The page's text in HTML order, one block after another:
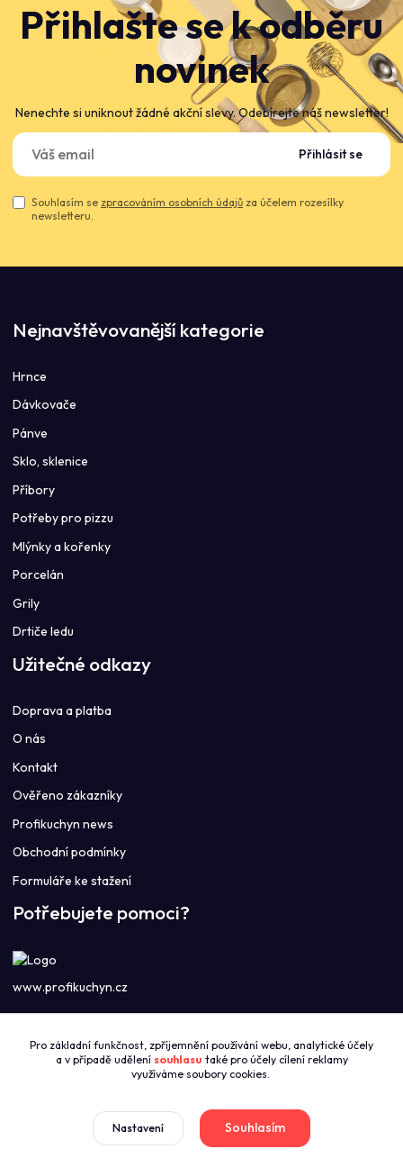
Přihlašte se k odběru
novinek
Nenechte si uniknout žádné akční slevy. Odebírejte náš newsletter!
Přihlásit se
Souhlasím se zpracováním osobních údajů za účelem rozesílky
newsletteru.
Nejnavštěvovanější kategorie
Hrnce
Dávkovače
Pánve
Sklo, sklenice
Příbory
Potřeby pro pizzu
Mlýnky a kořenky
Porcelán
Grily
Drtiče ledu
Užitečné odkazy
Doprava a platba
O nás
Kontakt
Ověřeno zákazníky
Profikuchyn news
Obchodní podmínky
Formuláře ke stažení
Potřebujete pomoci?
www.profikuchyn.cz
+420774421626
(Po-Pá 8:00-16:00)
sales@profikuchyn.cz
Pro základní funkčnost, zpříjemnění používání webu, analytické účely
a v případě udělení souhlasu také pro účely cílení reklamy
využíváme soubory cookies.
Nastavení Souhlasím